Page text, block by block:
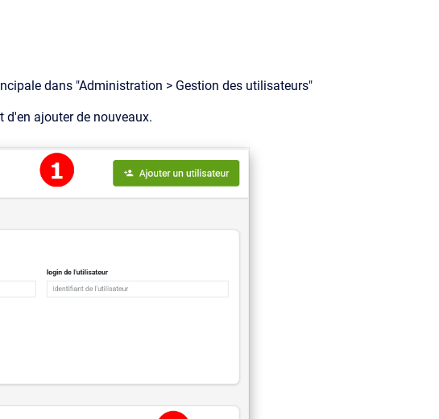
dans "Administration > Gestion des utilisateurs"
d'en ajouter de nouveaux.